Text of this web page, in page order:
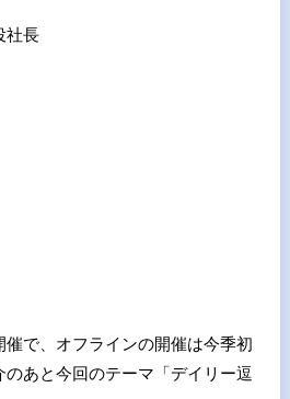
長
で、オフラインの開催は今季初
あと今回のテーマ「デイリー逗